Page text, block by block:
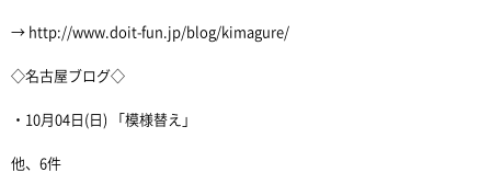
→ http://www.doit-fun.jp/blog/kimagure/
◇名古屋ブログ◇
・10月04日(日) 「模様替え」
他、6件